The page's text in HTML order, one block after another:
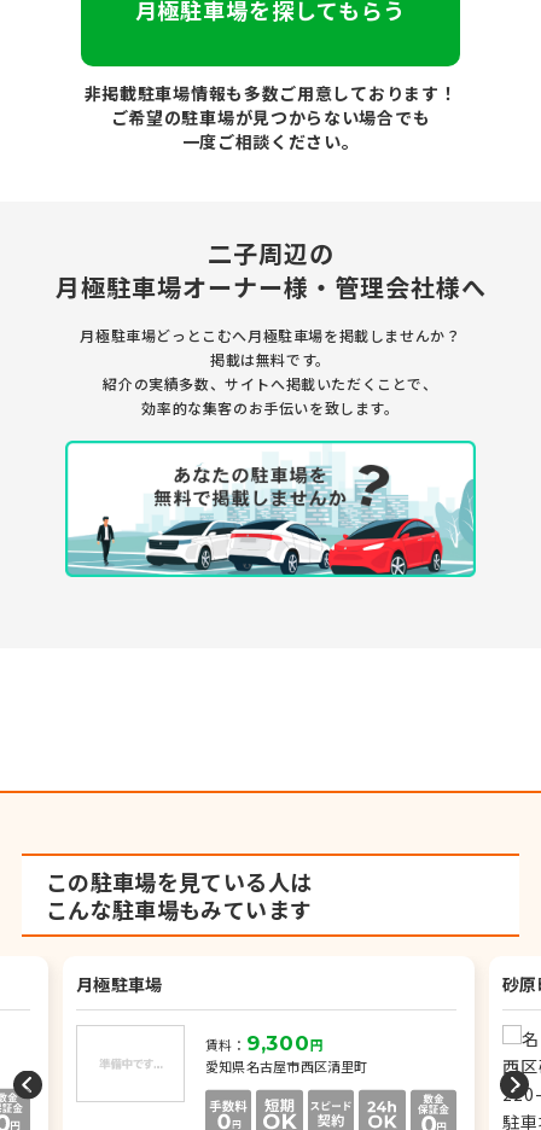
月極駐車場を探してもらう
非掲載駐車場情報も多数ご用意しております！
ご希望の駐車場が見つからない場合でも
一度ご相談ください。
二子周辺の
月極駐車場オーナー様・管理会社様へ
月極駐車場どっとこむへ月極駐車場を掲載しませんか？
掲載は無料です。
紹介の実績多数、サイトへ掲載いただくことで、
効率的な集客のお手伝いを致します。
この駐車場を見ている人は
こんな駐車場もみています
月極駐車場
賃料： 9,300円
愛知県名古屋市西区清里町
砂